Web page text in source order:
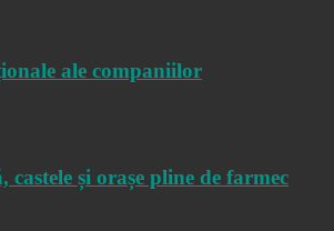
ale companiilor
și orașe pline de farmec